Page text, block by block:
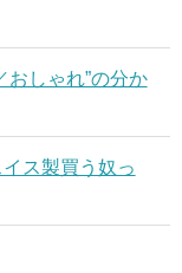
おしゃれ”の分か
ス製買う奴っ